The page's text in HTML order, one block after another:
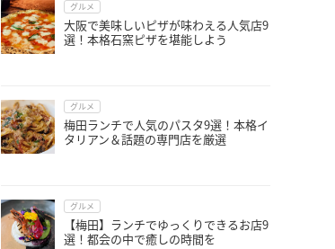
グルメ
大阪で美味しいピザが味わえる人気店9
選！本格石窯ピザを堪能しよう
グルメ
梅田ランチで人気のパスタ9選！本格イ
タリアン＆話題の専門店を厳選
グルメ
【梅田】ランチでゆっくりできるお店9
選！都会の中で癒しの時間を